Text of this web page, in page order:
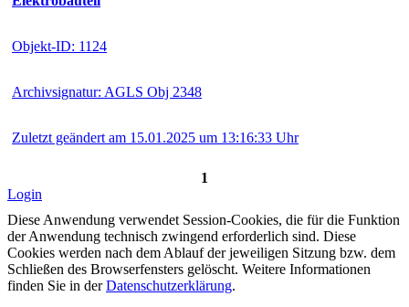
Objekt-ID: 1124
Archivsignatur: AGLS Obj 2348
Zuletzt geändert am 15.01.2025 um 13:16:33 Uhr
1
Login
Diese Anwendung verwendet Session-Cookies, die für die Funktion
der Anwendung technisch zwingend erforderlich sind. Diese
Cookies werden nach dem Ablauf der jeweiligen Sitzung bzw. dem
Schließen des Browserfensters gelöscht. Weitere Informationen
finden Sie in derDatenschutzerklärung.